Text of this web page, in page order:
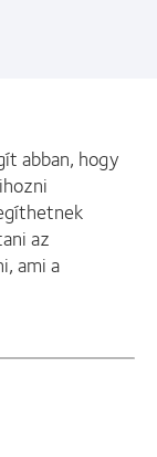
abban, hogy
az
ami a